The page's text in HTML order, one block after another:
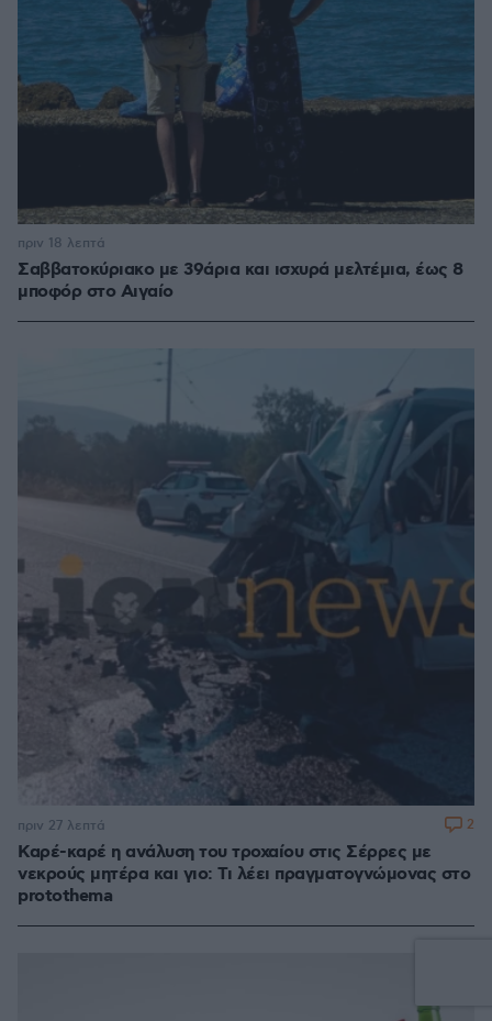
Σαββατοκύριακο με 39άρια και ισχυρά μελτέμια, έως 8
μποφόρ στο Αιγαίο
πριν 18 λεπτά
Καρέ-καρέ η ανάλυση του τροχαίου στις Σέρρες με
νεκρούς μητέρα και γιο: Τι λέει πραγματογνώμονας στο
protothema
πριν 27 λεπτά 2